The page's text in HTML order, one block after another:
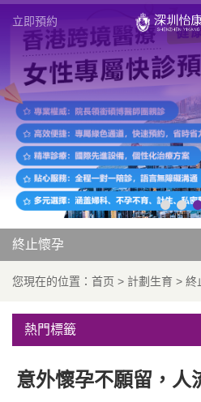
立即預約
終止懷孕
您現在的位置： 首页 > 計劃生育 > 終
熱門標籤
意外懷孕不願留，人